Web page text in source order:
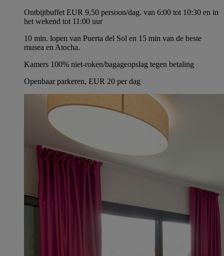
Ontbijtbuffet EUR 9,50 persoon/dag. van 6:00 tot 10:30 en in
het wekend tot 11:00 uur
10 min. lopen van Puerta del Sol en 15 min van de beste
musea en Atocha.
Kamers 100% niet-roken/bagageopslag tegen betaling
Openbaar parkeren, EUR 20 per dag